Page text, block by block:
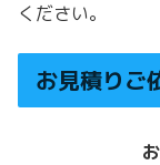
ください。
お見積りご